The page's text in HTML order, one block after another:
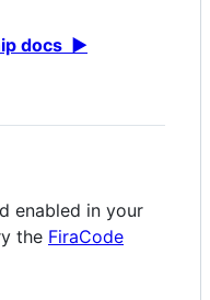
docs ▶
enabled in your
the FiraCode